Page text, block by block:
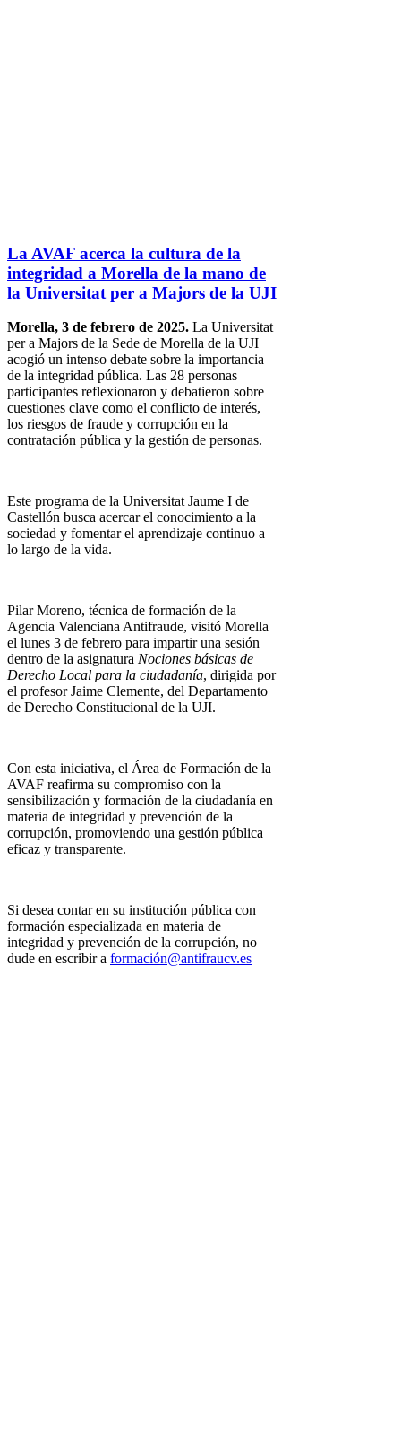
La AVAF acerca la cultura de la
integridad a Morella de la mano de
la Universitat per a Majors de la UJI
Morella, 3 de febrero de 2025. La Universitat
per a Majors de la Sede de Morella de la UJI
acogió un intenso debate sobre la importancia
de la integridad pública. Las 28 personas
participantes reflexionaron y debatieron sobre
cuestiones clave como el conflicto de interés,
los riesgos de fraude y corrupción en la
contratación pública y la gestión de personas.
Este programa de la Universitat Jaume I de
Castellón busca acercar el conocimiento a la
sociedad y fomentar el aprendizaje continuo a
lo largo de la vida.
Pilar Moreno, técnica de formación de la
Agencia Valenciana Antifraude, visitó Morella
el lunes 3 de febrero para impartir una sesión
dentro de la asignatura Nociones básicas de
Derecho Local para la ciudadanía, dirigida por
el profesor Jaime Clemente, del Departamento
de Derecho Constitucional de la UJI.
Con esta iniciativa, el Área de Formación de la
AVAF reafirma su compromiso con la
sensibilización y formación de la ciudadanía en
materia de integridad y prevención de la
corrupción, promoviendo una gestión pública
eficaz y transparente.
Si desea contar en su institución pública con
formación especializada en materia de
integridad y prevención de la corrupción, no
dude en escribir a formación@antifraucv.es